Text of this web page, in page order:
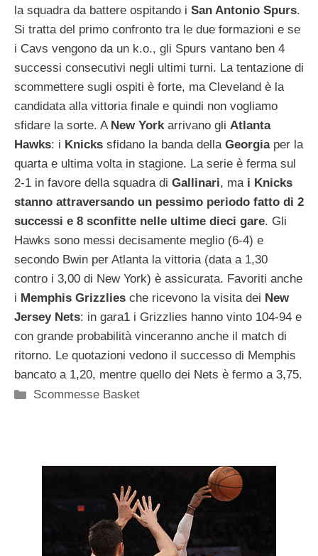
la squadra da battere ospitando i San Antonio Spurs.
Si tratta del primo confronto tra le due formazioni e se
i Cavs vengono da un k.o., gli Spurs vantano ben 4
successi consecutivi negli ultimi turni. La tentazione di
scommettere sugli ospiti è forte, ma Cleveland è la
candidata alla vittoria finale e quindi non vogliamo
sfidare la sorte. A New Yorkarrivano gli Atlanta
Hawks: i Knicks sfidano la banda della Georgiaper la
quarta e ultima volta in stagione. La serie è ferma sul
2-1 in favore della squadra di Gallinari, ma i Knicks
stanno attraversando un pessimo periodo fatto di 2
successi e 8 sconfitte nelle ultime dieci gare. Gli
Hawks sono messi decisamente meglio (6-4) e
secondo Bwin per Atlanta la vittoria (data a 1,30
contro i 3,00 di New York) è assicurata. Favoriti anche
i Memphis Grizzlies che ricevono la visita dei New
Jersey Nets: in gara1 i Grizzlies hanno vinto 104-94 e
con grande probabilità vinceranno anche il match di
ritorno. Le quotazioni vedono il successo di Memphis
bancato a 1,20, mentre quello dei Nets è fermo a 3,75.
Categorie
Scommesse Basket